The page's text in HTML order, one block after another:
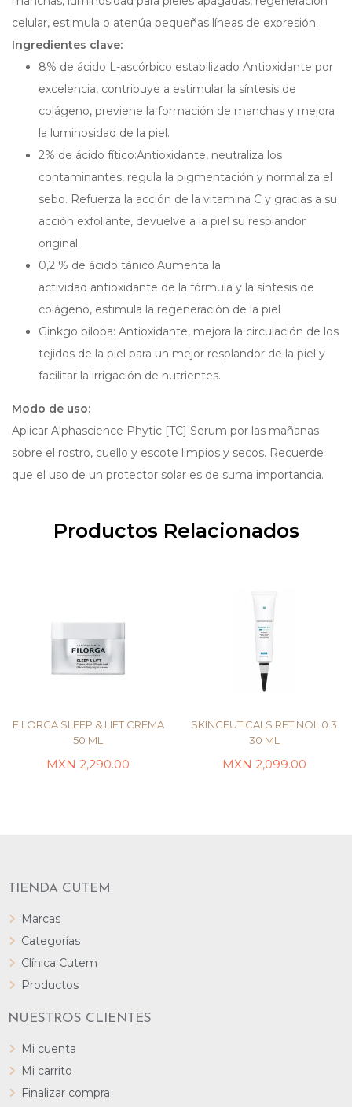
celular, estimula o atenúa pequeñas líneas de expresión.
Ingredientes clave:
8% de ácido L-ascórbico estabilizado Antioxidante por
excelencia, contribuye a estimular la síntesis de
colágeno, previene la formación de manchas y mejora
la luminosidad de la piel.
2% de ácido fítico:Antioxidante, neutraliza los
contaminantes, regula la pigmentación y normaliza el
sebo. Refuerza la acción de la vitamina C y gracias a su
acción exfoliante, devuelve a la piel su resplandor
original.
0,2 % de ácido tánico:Aumenta la
actividad antioxidante de la fórmula y la síntesis de
colágeno, estimula la regeneración de la piel
Ginkgo biloba: Antioxidante, mejora la circulación de los
tejidos de la piel para un mejor resplandor de la piel y
facilitar la irrigación de nutrientes.
Modo de uso:
Aplicar Alphascience Phytic [TC] Serum por las mañanas
sobre el rostro, cuello y escote limpios y secos. Recuerde
que el uso de un protector solar es de suma importancia.
Productos Relacionados
SKINCEUTICALS RETINOL 0.3
30 ML
2,099.00
FILORGA SLEEP & LIFT CREMA
50 ML
2,290.00
TIENDA CUTEM
Marcas
Categorías
Clínica Cutem
Productos
NUESTROS CLIENTES
Mi cuenta
Mi carrito
Finalizar compra